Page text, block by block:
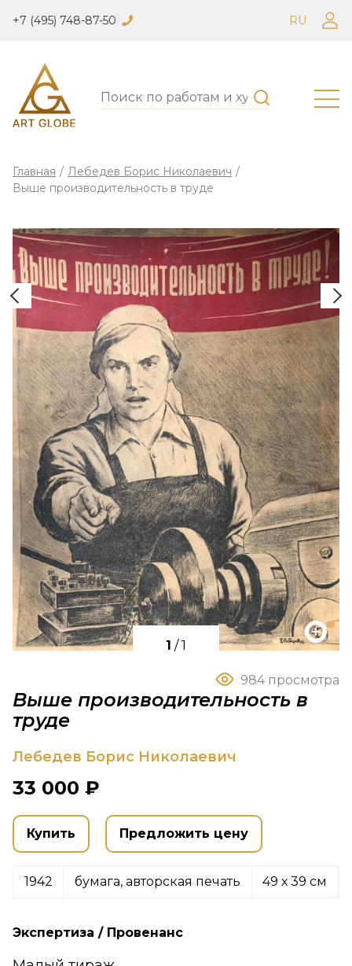
+7 (495) 748-87-50 RU
Главная / Лебедев Борис Николаевич /
Выше производительность в труде
1 /1
984 просмотра
Выше производительность в
труде
Лебедев Борис Николаевич
33 000 ₽
Купить Предложить цену
1942 бумага, авторская печать 49 х 39 см
Экспертиза / Провенанс